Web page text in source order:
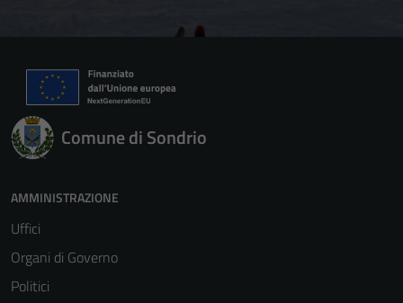
Comune di Sondrio
AMMINISTRAZIONE
Uffici
Organi di Governo
Politici